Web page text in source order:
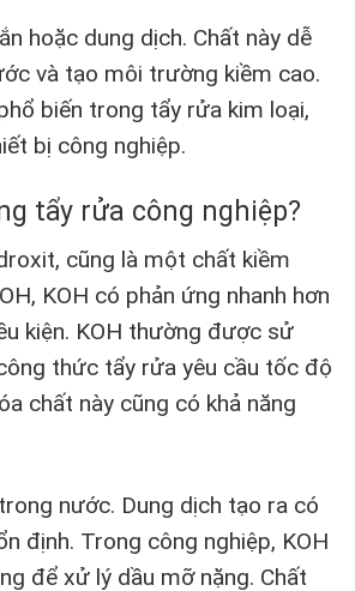
hoặc dung dịch. Chất này dễ
và tạo môi trường kiềm cao.
biến trong tẩy rửa kim loại,
bị công nghiệp.
tẩy rửa công nghiệp?
cũng là một chất kiềm
KOH có phản ứng nhanh hơn
kiện. KOH thường được sử
thức tẩy rửa yêu cầu tốc độ
chất này cũng có khả năng
nước. Dung dịch tạo ra có
định. Trong công nghiệp, KOH
để xử lý dầu mỡ nặng. Chất